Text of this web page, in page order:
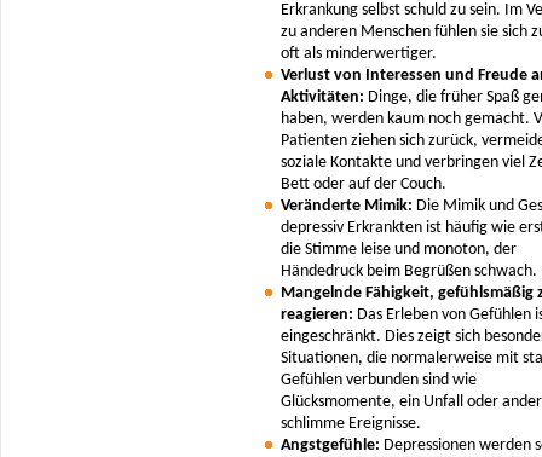
Erkrankung selbst schuld zu sein. Im
zu anderen Menschen fühlen sie sich
oft als minderwertiger.
Verlust von Interessen und Freude
Aktivitäten: Dinge, die früher Spaß
haben, werden kaum noch gemacht.
Patienten ziehen sich zurück,
soziale Kontakte und verbringen viel
Bett oder auf der Couch.
Veränderte Mimik: Die Mimik und
depressiv Erkrankten ist häufig wie
die Stimme leise und monoton, der
Händedruck beim Begrüßen schwach.
Mangelnde Fähigkeit, gefühlsmäßig
reagieren: Das Erleben von Gefühlen
eingeschränkt. Dies zeigt sich
Situationen, die normalerweise mit
Gefühlen verbunden sind wie
Glücksmomente, ein Unfall oder
schlimme Ereignisse.
Angstgefühle: Depressionen werden